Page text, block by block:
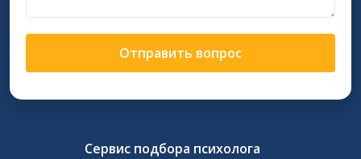
Отправить вопрос
Сервис подбора психолога